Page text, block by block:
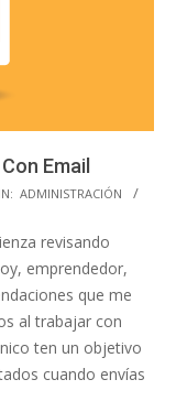
Email
IN: ADMINISTRACIÓN
revisando
emprendedor,
que me
al trabajar con
ten un objetivo
cuando envías